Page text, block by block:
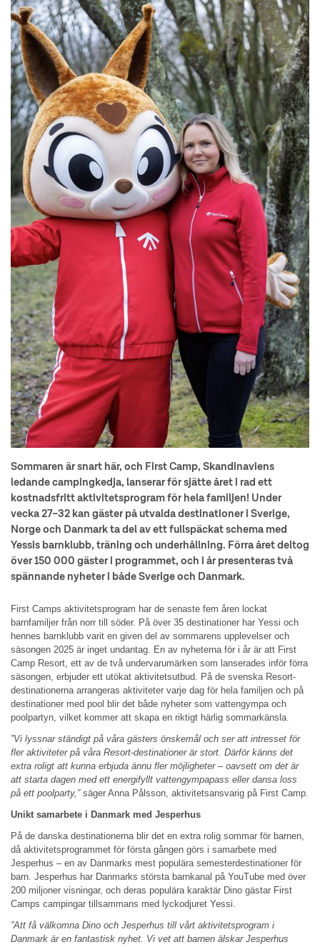
Sommaren är snart här, och First Camp, Skandinaviens
ledande campingkedja, lanserar för sjätte året i rad ett
kostnadsfritt aktivitetsprogram för hela familjen! Under
vecka 27–32 kan gäster på utvalda destinationer i Sverige,
Norge och Danmark ta del av ett fullspäckat schema med
Yessis barnklubb, träning och underhållning. Förra året deltog
över 150 000 gäster i programmet, och i år presenteras två
spännande nyheter i både Sverige och Danmark.
First Camps aktivitetsprogram har de senaste fem åren lockat
barnfamiljer från norr till söder. På över 35 destinationer har Yessi och
hennes barnklubb varit en given del av sommarens upplevelser och
säsongen 2025 är inget undantag. En av nyheterna för i år är att First
Camp Resort, ett av de två undervarumärken som lanserades inför förra
säsongen, erbjuder ett utökat aktivitetsutbud. På de svenska Resort-
destinationerna arrangeras aktiviteter varje dag för hela familjen och på
destinationer med pool blir det både nyheter som vattengympa och
poolpartyn, vilket kommer att skapa en riktigt härlig sommarkänsla.
”Vi lyssnar ständigt på våra gästers önskemål och ser att intresset för
fler aktiviteter på våra Resort-destinationer är stort. Därför känns det
extra roligt att kunna erbjuda ännu fler möjligheter – oavsett om det är
att starta dagen med ett energifyllt vattengympapass eller dansa loss
på ett poolparty,” säger Anna Pålsson, aktivitetsansvarig på First Camp.
Unikt samarbete i Danmark med Jesperhus
På de danska destinationerna blir det en extra rolig sommar för barnen,
då aktivitetsprogrammet för första gången görs i samarbete med
Jesperhus – en av Danmarks mest populära semesterdestinationer för
barn. Jesperhus har Danmarks största barnkanal på YouTube med över
200 miljoner visningar, och deras populära karaktär Dino gästar First
Camps campingar tillsammans med lyckodjuret Yessi.
”Att få välkomna Dino och Jesperhus till vårt aktivitetsprogram i
Danmark är en fantastisk nyhet. Vi vet att barnen älskar Jesperhus